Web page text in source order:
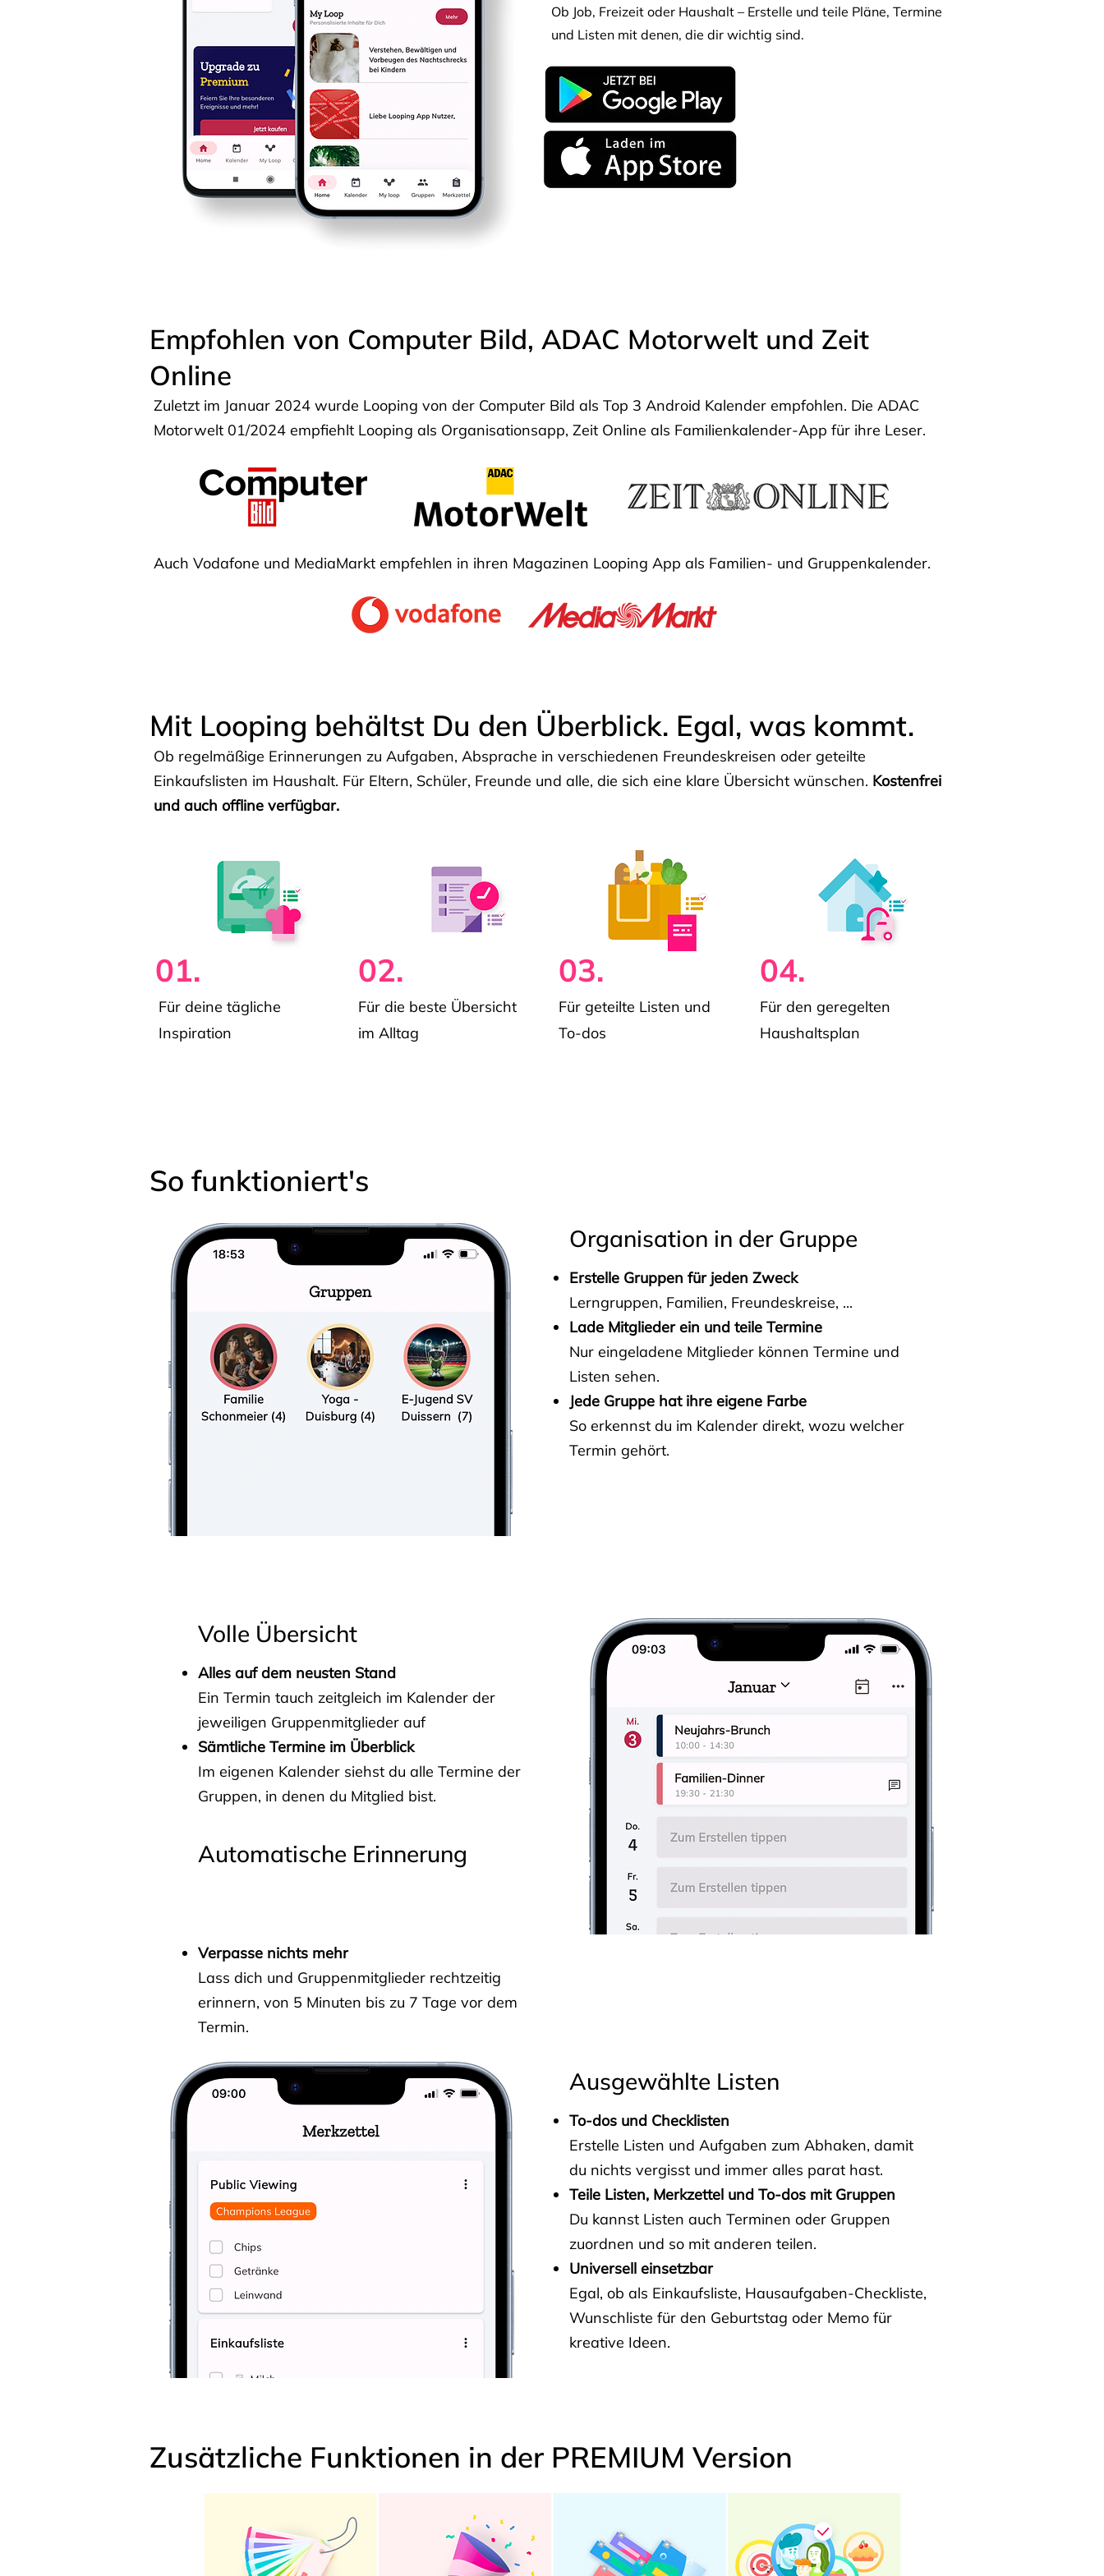
Ob Job, Freizeit oder Haushalt – Erstelle und teile Pläne, Termine
und Listen mit denen, die dir wichtig sind.
Empfohlen von Computer Bild, ADAC Motorwelt und Zeit
Online
Zuletzt im Januar 2024 wurde Looping von der Computer Bild als Top 3 Android Kalender empfohlen. Die ADAC
Motorwelt 01/2024 empfiehlt Looping als Organisationsapp, Zeit Online als Familienkalender-App für ihre Leser.
Auch Vodafone und MediaMarkt empfehlen in ihren Magazinen Looping App als Familien- und Gruppenkalender.
Mit Looping behältst Du den Überblick. Egal, was kommt.
Ob regelmäßige Erinnerungen zu Aufgaben, Absprache in verschiedenen Freundeskreisen oder geteilte
Einkaufslisten im Haushalt. Für Eltern, Schüler, Freunde und alle, die sich eine klare Übersicht wünschen. Kostenfrei
und auch offline verfügbar.
01.
Für deine tägliche
Inspiration
02.
Für die beste Übersicht
im Alltag
03.
Für geteilte Listen und
To-dos
04.
Für den geregelten
Haushaltsplan
So funktioniert's
Organisation in der Gruppe
Erstelle Gruppen für jeden Zweck
Lerngruppen, Familien, Freundeskreise, ...
Lade Mitglieder ein und teile Termine
Nur eingeladene Mitglieder können Termine und
Listen sehen.
Jede Gruppe hat ihre eigene Farbe
So erkennst du im Kalender direkt, wozu welcher
Termin gehört.
Volle Übersicht
Alles auf dem neusten Stand
Ein Termin tauch zeitgleich im Kalender der
jeweiligen Gruppenmitglieder auf
Sämtliche Termine im Überblick
Im eigenen Kalender siehst du alle Termine der
Gruppen, in denen du Mitglied bist.
Automatische Erinnerung
Verpasse nichts mehr
Lass dich und Gruppenmitglieder rechtzeitig
erinnern, von 5 Minuten bis zu 7 Tage vor dem
Termin.
Ausgewählte Listen
To-dos und Checklisten
Erstelle Listen und Aufgaben zum Abhaken, damit
du nichts vergisst und immer alles parat hast.
Teile Listen, Merkzettel und To-dos mit Gruppen
Du kannst Listen auch Terminen oder Gruppen
zuordnen und so mit anderen teilen.
Universell einsetzbar
Egal, ob als Einkaufsliste, Hausaufgaben-Checkliste,
Wunschliste für den Geburtstag oder Memo für
kreative Ideen.
Zusätzliche Funktionen in der PREMIUM Version